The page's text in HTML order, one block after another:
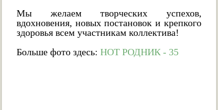
Мы желаем творческих успехов,
вдохновения, новых постановок и крепкого
здоровья всем участникам коллектива!
Больше фото здесь:НОТ РОДНИК - 35